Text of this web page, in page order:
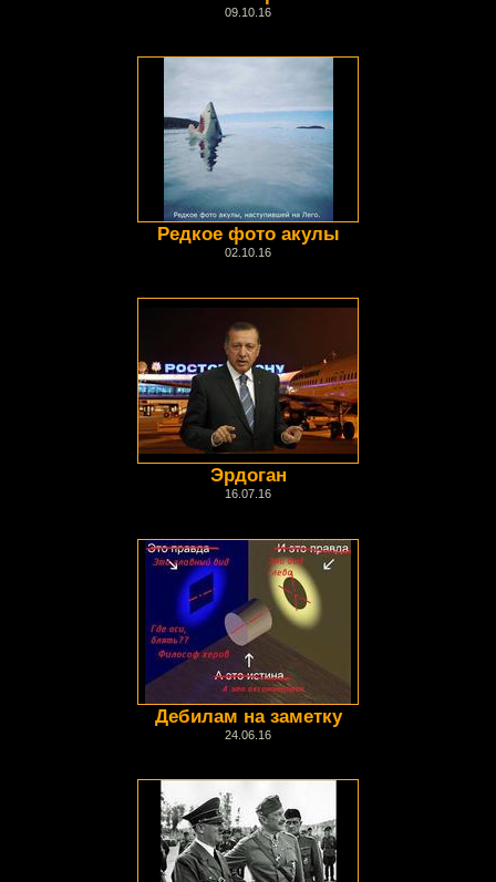
09.10.16
Редкое фото акулы
02.10.16
Эрдоган
16.07.16
Дебилам на заметку
24.06.16